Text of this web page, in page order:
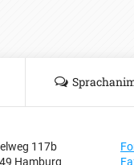
117b
Hamburg